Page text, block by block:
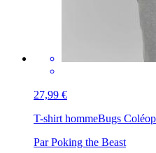
27,99 €
T-shirt hommeBugs
Par Poking the Beast